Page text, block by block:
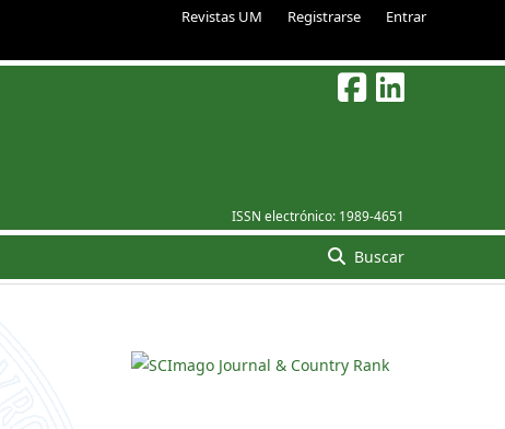
Revistas UM Registrarse Entrar
ISSN electrónico: 1989-4651
Buscar